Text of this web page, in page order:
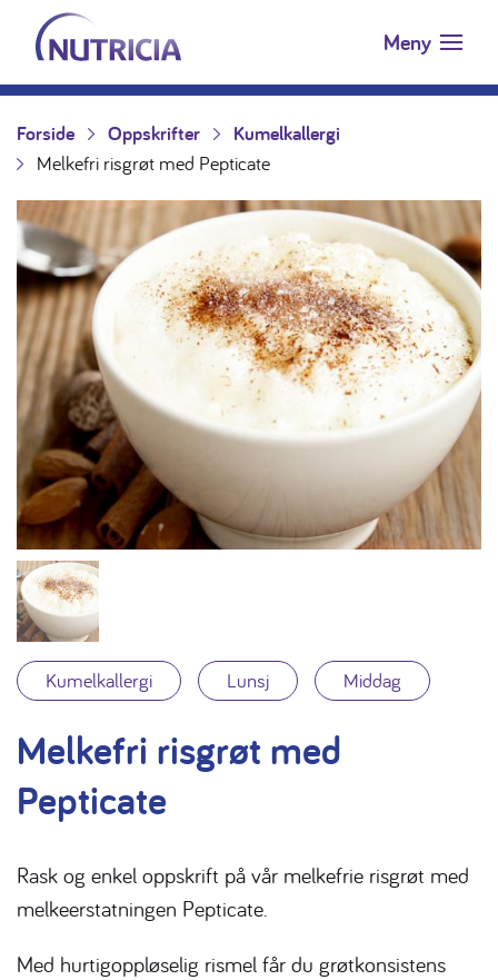
Hopp til innholdet
Nutricia.no Meny
Forside Oppskrifter
Kumelkallergi
Melkefri risgrøt med Pepticate
Kumelkallergi Lunsj Middag
Melkefri risgrøt med
Pepticate
Rask og enkel oppskrift på vår melkefrie risgrøt med
melkeerstatningen Pepticate.
Med hurtigoppløselig rismel får du grøtkonsistens